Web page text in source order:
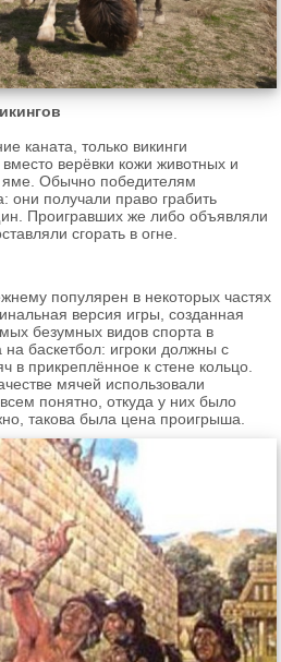
каната, только викинги
верёвки кожи животных и
яме. Обычно победителям
они получали право грабить
Проигравших же либо объявляли
сгорать в огне.
популярен в некоторых частях
версия игры, созданная
безумных видов спорта в
баскетбол: игроки должны с
в прикреплённое к стене кольцо.
мячей использовали
понятно, откуда у них было
такова была цена проигрыша.